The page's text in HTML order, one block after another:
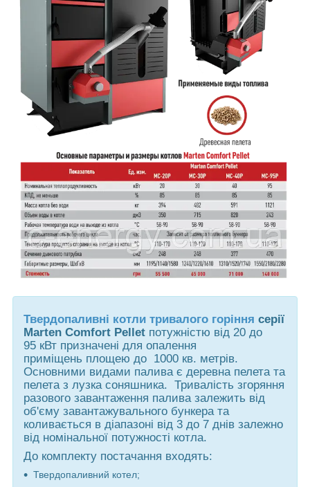
Твердопаливні котли тривалого горіння серії
Marten Comfort Pellet потужністю від 20 до
95 кВт призначені для опалення
приміщень площею до 1000 кв. метрів.
Основними видами палива є деревна пелета та
пелета з лузка соняшника. Тривалість згоряння
разового завантаження палива залежить від
об'єму завантажувального бункера та
коливається в діапазоні від 3 до 7 днів залежно
від номінальної потужності котла.
До комплекту постачання входять:
Твердопаливний котел;